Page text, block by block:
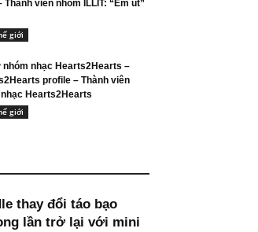
Thành viên nhóm ILLIT: “Em út”
giới
nhóm nhạc Hearts2Hearts –
profile – Thành viên
Hearts2Hearts
giới
thay đổi táo bạo
lần trở lại với mini